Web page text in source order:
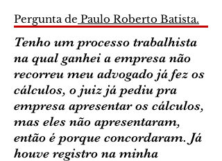
Pergunta de Paulo Roberto Batista.
Tenho um processo trabalhista
na qual ganhei a empresa não
recorreu meu advogado já fez os
cálculos, o juiz já pediu pra
empresa apresentar os cálculos,
mas eles não apresentaram,
então é porque concordaram. Já
houve registro na minha